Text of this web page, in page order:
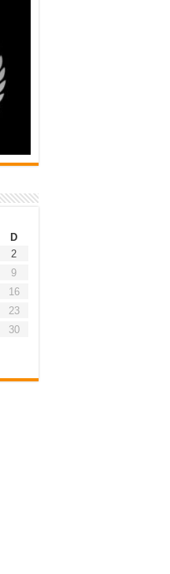
D
2
9
16
23
30